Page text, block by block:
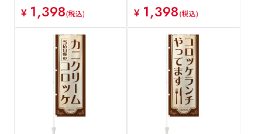
¥ 1,398(税込) ¥ 1,398(税込)